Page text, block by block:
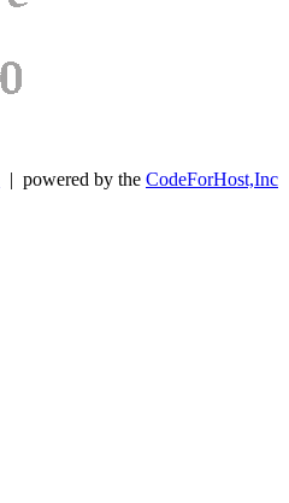
| powered by the CodeForHost,Inc